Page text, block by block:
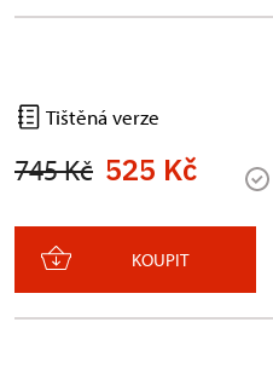
Tištěná verze
745 Kč 525 Kč
KOUPIT